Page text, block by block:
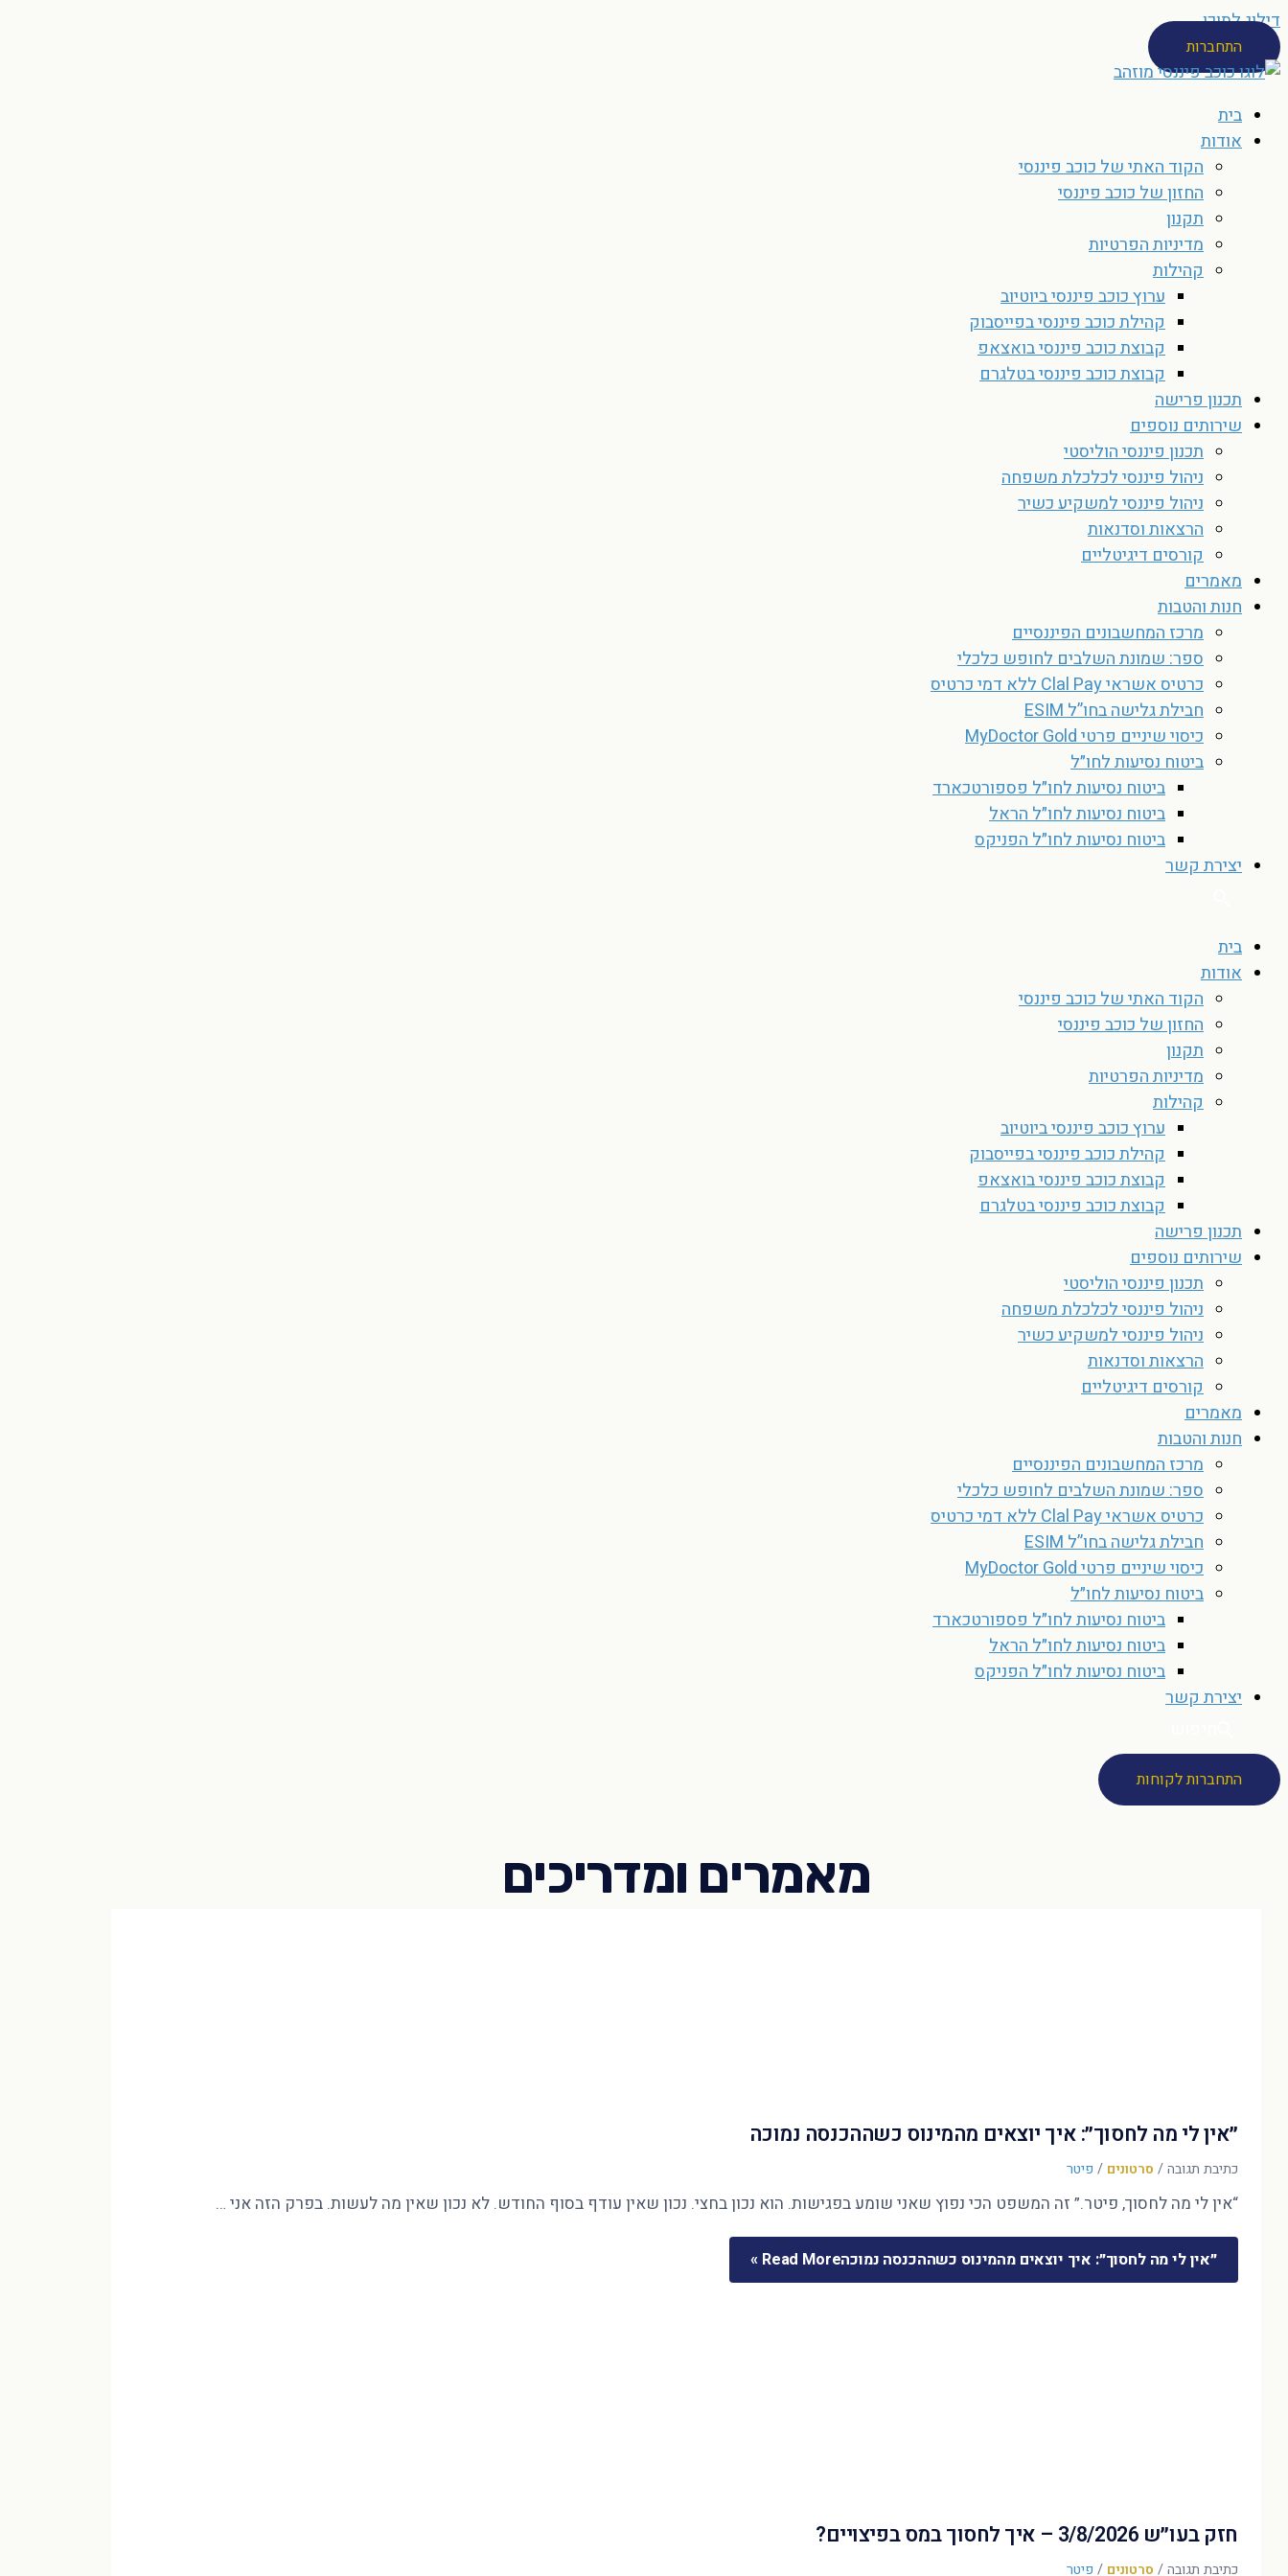
דילוג לתוכן
התחברות
בית
אודות
הקוד האתי של כוכב פיננסי
החזון של כוכב פיננסי
תקנון
מדיניות הפרטיות
קהילות
ערוץ כוכב פיננסי ביוטיוב
קהילת כוכב פיננסי בפייסבוק
קבוצת כוכב פיננסי בואצאפ
קבוצת כוכב פיננסי בטלגרם
תכנון פרישה
שירותים נוספים
תכנון פיננסי הוליסטי
ניהול פיננסי לכלכלת משפחה
ניהול פיננסי למשקיע כשיר
הרצאות וסדנאות
קורסים דיגיטליים
מאמרים
חנות והטבות
מרכז המחשבונים הפיננסיים
ספר: שמונת השלבים לחופש כלכלי
כרטיס אשראי Clal Pay ללא דמי כרטיס
חבילת גלישה בחו”ל ESIM
כיסוי שיניים פרטי MyDoctor Gold
ביטוח נסיעות לחו״ל
ביטוח נסיעות לחו״ל פספורטכארד
ביטוח נסיעות לחו״ל הראל
ביטוח נסיעות לחו״ל הפניקס
יצירת קשר
בית
אודות
הקוד האתי של כוכב פיננסי
החזון של כוכב פיננסי
תקנון
מדיניות הפרטיות
קהילות
ערוץ כוכב פיננסי ביוטיוב
קהילת כוכב פיננסי בפייסבוק
קבוצת כוכב פיננסי בואצאפ
קבוצת כוכב פיננסי בטלגרם
תכנון פרישה
שירותים נוספים
תכנון פיננסי הוליסטי
ניהול פיננסי לכלכלת משפחה
ניהול פיננסי למשקיע כשיר
הרצאות וסדנאות
קורסים דיגיטליים
מאמרים
חנות והטבות
מרכז המחשבונים הפיננסיים
ספר: שמונת השלבים לחופש כלכלי
כרטיס אשראי Clal Pay ללא דמי כרטיס
חבילת גלישה בחו”ל ESIM
כיסוי שיניים פרטי MyDoctor Gold
ביטוח נסיעות לחו״ל
ביטוח נסיעות לחו״ל פספורטכארד
ביטוח נסיעות לחו״ל הראל
ביטוח נסיעות לחו״ל הפניקס
יצירת קשר
התחברות לקוחות
״אין לי מה לחסוך״: איך יוצאים מהמינוס כשההכנסה נמוכה
כתיבת תגובה/ סרטונים / פיטר
“אין לי מה לחסוך, פיטר.” זה המשפט הכי נפוץ שאני שומע בפגישות. הוא נכון בחצי. נכון שאין עודף בסוף החודש. לא נכון שאין מה לעשות. בפרק הזה אני …
״אין לי מה לחסוך״: איך יוצאים מהמינוס כשההכנסה נמוכהRead More »
חזק בעו״ש 3/8/2026 – איך לחסוך במס בפיצויים?
כתיבת תגובה/ סרטונים / פיטר